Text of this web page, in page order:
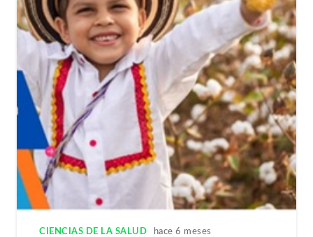
CIENCIAS DE LA SALUD hace 6 meses